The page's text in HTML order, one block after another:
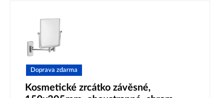
Doprava zdarma
Kosmetické zrcátko závěsné,